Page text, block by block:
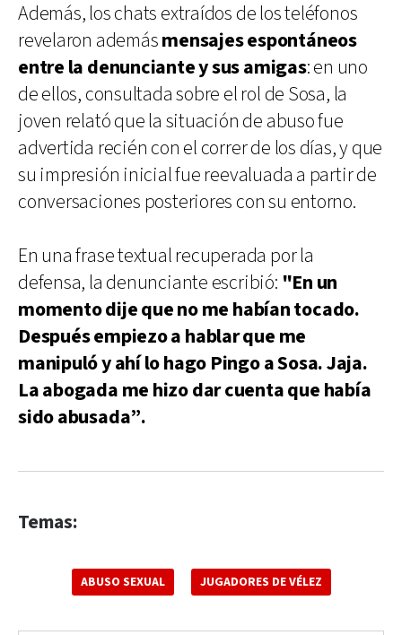
Además, los chats extraídos de los teléfonos
revelaron ademásmensajes espontáneos
entre la denunciante y sus amigas: en uno
de ellos, consultada sobre el rol de Sosa, la
joven relató que la situación de abuso fue
advertida recién con el correr de los días, y que
su impresión inicial fue reevaluada a partir de
conversaciones posteriores con su entorno.
En una frase textual recuperada por la
defensa, la denunciante escribió: "En un
momento dije que no me habían tocado.
Después empiezo a hablar que me
manipuló y ahí lo hago Pingo a Sosa. Jaja.
La abogada me hizo dar cuenta que había
sido abusada”.
Temas:
ABUSO SEXUAL JUGADORES DE VÉLEZ